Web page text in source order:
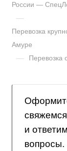
России —
—
Перевозка
Амуре
— Перевозка
и
вопросы.